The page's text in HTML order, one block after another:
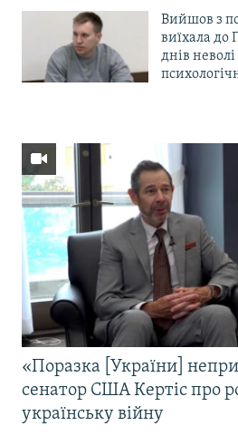
Вийшов з
виїхала до
днів
«Поразка [України]
сенатор США Кертіс про
українську війну